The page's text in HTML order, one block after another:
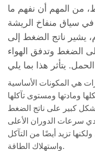
2.1
1.
تحسين
حالة
الريشة
2.2
ضبط
سرعة
الدوار
2.3
من المهم أن نفهم ما
سياق منفاخ الريشة
يشير ناتج الضغط إلى
الضغط وتدفق الهواء
هي المكونات الأساسية
ومادتها ومستوى تآكلها
سرعات الدوران الأعلى
تزيد أيضًا من التآكل
واستهلاك الطاقة.